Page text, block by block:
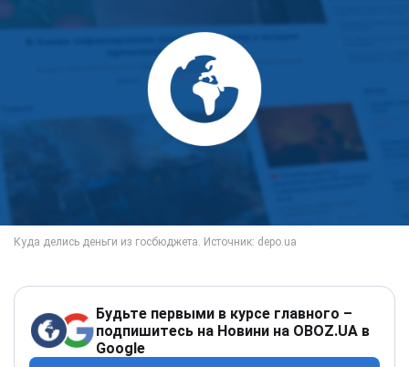
Будьте первыми в курсе главного –
подпишитесь на Новини на OBOZ.UA в
Google